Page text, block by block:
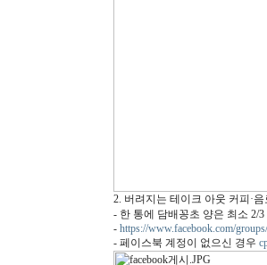
2. 버려지는 테이크 아웃 커피·
- 한 통에 담배꽁초 양은 최소 2/
- https://www.facebook.com/
- 페이스북 계정이 없으신 경우